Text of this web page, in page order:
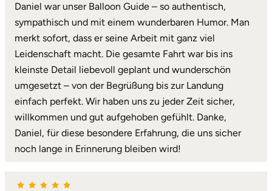
Daniel war unser Balloon Guide – so authentisch,
sympathisch und mit einem wunderbaren Humor. Man
merkt sofort, dass er seine Arbeit mit ganz viel
Leidenschaft macht. Die gesamte Fahrt war bis ins
kleinste Detail liebevoll geplant und wunderschön
umgesetzt – von der Begrüßung bis zur Landung
einfach perfekt. Wir haben uns zu jeder Zeit sicher,
willkommen und gut aufgehoben gefühlt. Danke,
Daniel, für diese besondere Erfahrung, die uns sicher
noch lange in Erinnerung bleiben wird!